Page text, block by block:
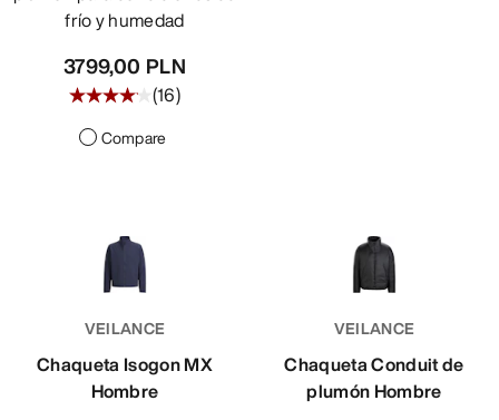
frío y humedad
3799,00 PLN
(16)
Compare
VEILANCE
Chaqueta Isogon MX
Hombre
VEILANCE
Chaqueta Conduit de
plumón Hombre